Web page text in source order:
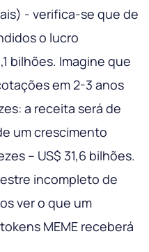
- verifica-se que de
o lucro
bilhões. Imagine que
em 2-3 anos
a receita será de
um crescimento
– US$ 31,6 bilhões.
incompleto de
ver o que um
MEME receberá